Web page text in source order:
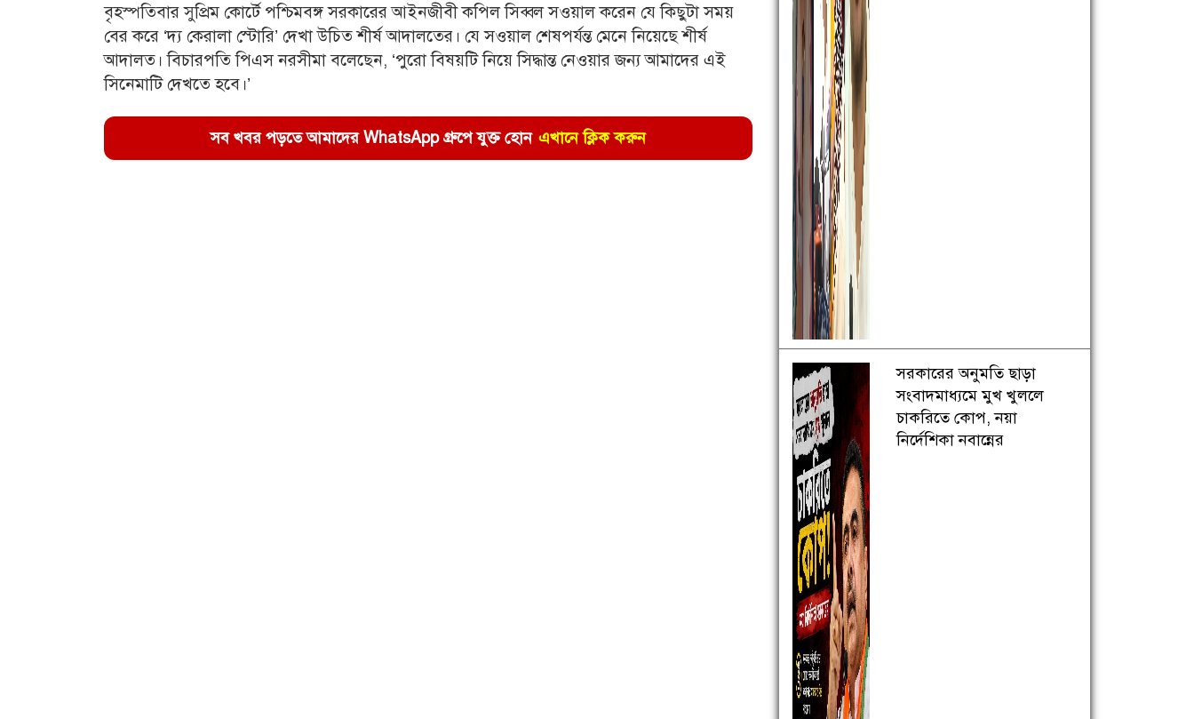
বৃহস্পতিবার সুপ্রিম কোর্টে পশ্চিমবঙ্গ সরকারের আইনজীবী কপিল সিব্বল সওয়াল করেন যে কিছুটা সময়
বের করে ‘দ্য কেরালা স্টোরি’ দেখা উচিত শীর্ষ আদালতের। যে সওয়াল শেষপর্যন্ত মেনে নিয়েছে শীর্ষ
আদালত। বিচারপতি পিএস নরসীমা বলেছেন, ‘পুরো বিষয়টি নিয়ে সিদ্ধান্ত নেওয়ার জন্য আমাদের এই
সিনেমাটি দেখতে হবে।’
সব খবর পড়তে আমাদের WhatsApp গ্রুপে যুক্ত হোন এখানে ক্লিক করুন
সরকারের অনুমতি ছাড়া
সংবাদমাধ্যমে মুখ খুললে
চাকরিতে কোপ, নয়া
নির্দেশিকা নবান্নের